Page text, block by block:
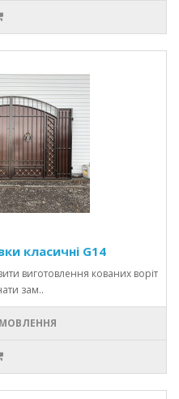
класичні G14
виготовлення кованих воріт
зам..